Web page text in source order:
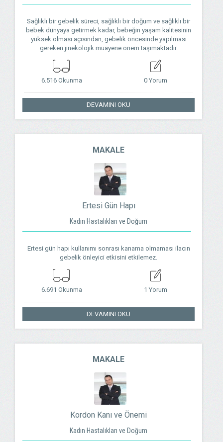
Sağlıklı bir gebelik süreci, sağlıklı bir doğum ve sağlıklı bir
bebek dünyaya getirmek kadar, bebeğin yaşam kalitesinin
yüksek olması açısından, gebelik öncesinde yapılması
gereken jinekolojik muayene önem taşımaktadır.
6.516 Okunma 0 Yorum
DEVAMINI OKU
MAKALE
Ertesi Gün Hapı
Kadın Hastalıkları ve Doğum
Ertesi gün hapı kullanımı sonrası kanama olmaması ilacın
gebelik önleyici etkisini etkilemez.
6.691 Okunma 1 Yorum
DEVAMINI OKU
MAKALE
Kordon Kanı ve Önemi
Kadın Hastalıkları ve Doğum